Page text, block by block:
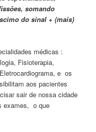
somando
do sinal + (mais)
médicas :
Fisioterapia,
e os
aos pacientes
sair de nossa cidade
exames, o que